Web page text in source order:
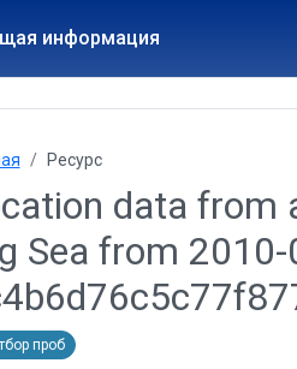
информация
Ресурс
data from
Sea from
проб